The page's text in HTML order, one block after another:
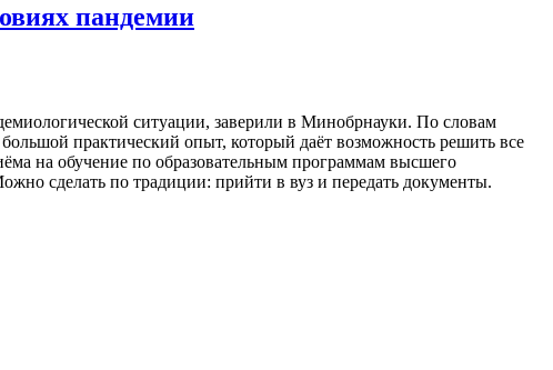
пандемии
ситуации, заверили в Минобрнауки. По словам
практический опыт, который даёт возможность решить все
на обучение по образовательным программам высшего
сделать по традиции: прийти в вуз и передать документы.